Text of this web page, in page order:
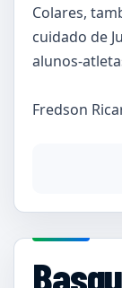
Colares,
cuidado de
alunos-
Fredson